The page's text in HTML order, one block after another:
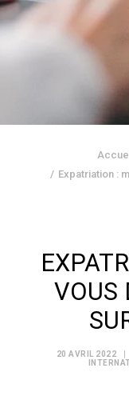
Expatriation :
VOUS
20 AVRIL 2022